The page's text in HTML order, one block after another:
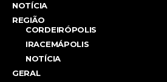
NOTÍCIA
REGIÃO
CORDEIRÓPOLIS
IRACEMÁPOLIS
NOTÍCIA
GERAL